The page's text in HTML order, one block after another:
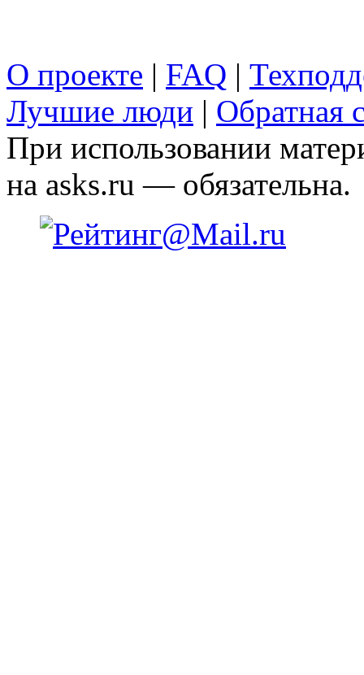
О проекте | FAQ |
Лучшие люди | Обратная
При использовании
на asks.ru — обязательна.